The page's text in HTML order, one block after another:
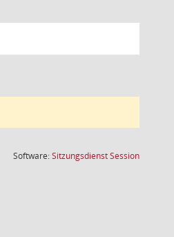
Software:SitzungsdienstSession(Wird in